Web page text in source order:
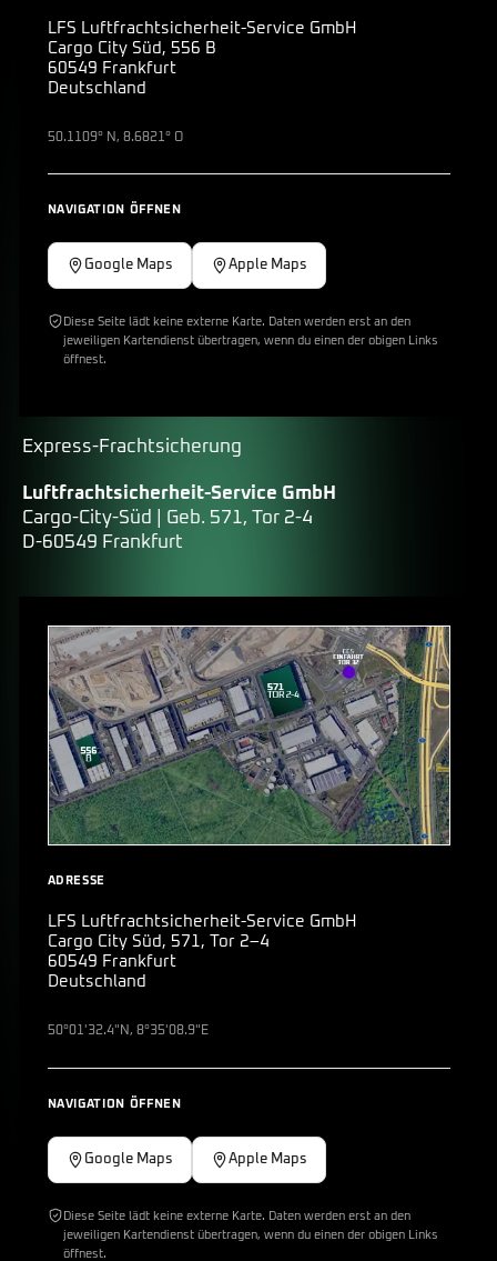
LFS Luftfrachtsicherheit-Service GmbH
Cargo City Süd, 556 B
60549 Frankfurt
Deutschland
50.1109° N, 8.6821° O
NAVIGATION ÖFFNEN
Google Maps Apple Maps
Diese Seite lädt keine externe Karte. Daten werden erst an den
jeweiligen Kartendienst übertragen, wenn du einen der obigen Links
öffnest.
Express-Frachtsicherung
Luftfrachtsicherheit-Service GmbH
Cargo-City-Süd | Geb. 571, Tor 2-4
D-60549 Frankfurt
ADRESSE
LFS Luftfrachtsicherheit-Service GmbH
Cargo City Süd, 571, Tor 2–4
60549 Frankfurt
Deutschland
50°01'32.4"N, 8°35'08.9"E
NAVIGATION ÖFFNEN
Google Maps Apple Maps
Diese Seite lädt keine externe Karte. Daten werden erst an den
jeweiligen Kartendienst übertragen, wenn du einen der obigen Links
öffnest.